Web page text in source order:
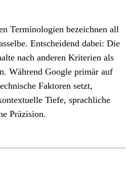
Terminologien bezeichnen all
Entscheidend dabei: Die
nach anderen Kriterien als
Während Google primär auf
Faktoren setzt,
Tiefe, sprachliche
Präzision.